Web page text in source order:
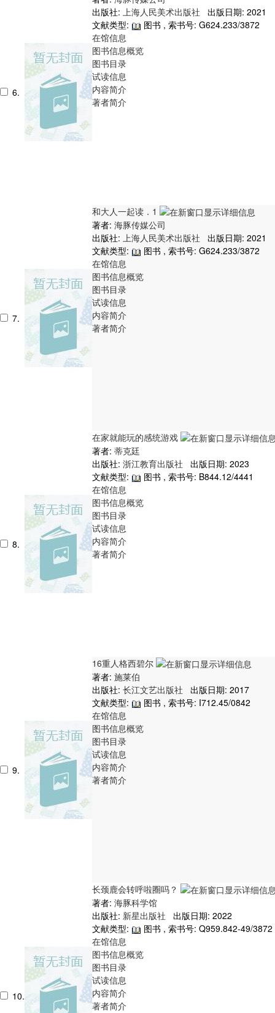
6.
出版社: 上海人民美术出版社
出版日期: 2021
文献类型:
图书 , 索书号: G624.233/3872
在馆信息
图书信息概览
图书目录
试读信息
内容简介
著者简介
7.
和大人一起读．1
著者: 海豚传媒公司
出版社: 上海人民美术出版社
出版日期: 2021
文献类型:
图书 , 索书号: G624.233/3872
在馆信息
图书信息概览
图书目录
试读信息
内容简介
著者简介
8.
在家就能玩的感统游戏
著者: 蒂克廷
出版社: 浙江教育出版社
出版日期: 2023
文献类型:
图书 , 索书号: B844.12/4441
在馆信息
图书信息概览
图书目录
试读信息
内容简介
著者简介
9.
16重人格西碧尔
著者: 施莱伯
出版社: 长江文艺出版社
出版日期: 2017
文献类型:
图书 , 索书号: I712.45/0842
在馆信息
图书信息概览
图书目录
试读信息
内容简介
著者简介
10.
长颈鹿会转呼啦圈吗？
著者: 海豚科学馆
出版社: 新星出版社
出版日期: 2022
文献类型:
图书 , 索书号: Q959.842-49/3872
在馆信息
图书信息概览
图书目录
试读信息
内容简介
著者简介